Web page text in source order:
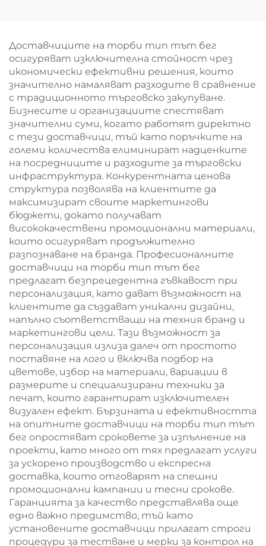
термична торба с
принт на птици и
цветя
забележителен
брандиран продукт
за B2B
Доставчиците на торби тип тът бег
осигуряват изключителна стойност чрез
икономически ефективни решения, които
значително намаляват разходите в сравнение
с традиционното търговско закупуване.
Бизнесите и организациите спестяват
значителни суми, когато работят директно
с тези доставчици, тъй като поръчките на
големи количества елиминират надценките
на посредниците и разходите за търговски
инфраструктура. Конкурентната ценова
структура позволява на клиентите да
максимизират своите маркетингови
бюджети, докато получават
висококачествени промоционални материали,
които осигуряват продължително
разпознаване на бранда. Професионалните
доставчици на торби тип тът бег
предлагат безпрецедентна гъвкавост при
персонализация, като дават възможност на
клиентите да създават уникални дизайни,
напълно съответстващи на техния бранд и
маркетингови цели. Тази възможност за
персонализация излиза далеч от простото
поставяне на лого и включва подбор на
цветове, избор на материали, вариации в
размерите и специализирани техники за
печат, които гарантират изключителен
визуален ефект. Бързината и ефективността
на опитните доставчици на торби тип тът
бег опростяват сроковете за изпълнение на
проекти, като много от тях предлагат услуги
за ускорено производство и експресна
доставка, които отговарят на спешни
промоционални кампании и тесни срокове.
Гаранцията за качество представлява още
едно важно предимство, тъй като
установените доставчици прилагат строги
процедури за тестване и мерки за контрол на